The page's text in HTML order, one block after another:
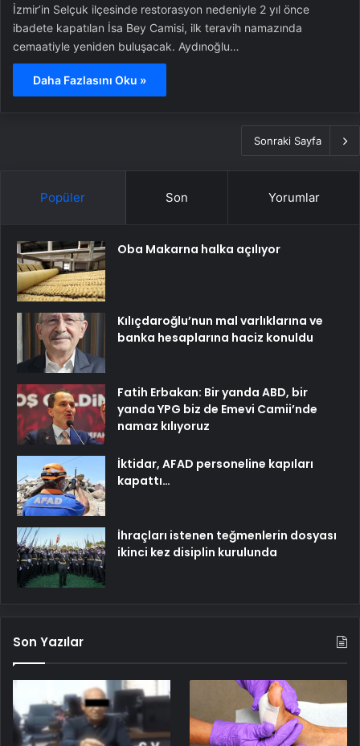
İzmir’in Selçuk ilçesinde restorasyon nedeniyle 2 yıl önce
ibadete kapatılan İsa Bey Camisi, ilk teravih namazında
cemaatiyle yeniden buluşacak. Aydınoğlu…
Daha Fazlasını Oku »
Sonraki Sayfa
Popüler Son Yorumlar
Oba Makarna halka açılıyor
Kılıçdaroğlu’nun mal varlıklarına ve
banka hesaplarına haciz konuldu
Fatih Erbakan: Bir yanda ABD, bir
yanda YPG biz de Emevi Camii’nde
namaz kılıyoruz
İktidar, AFAD personeline kapıları
kapattı…
İhraçları istenen teğmenlerin dosyası
ikinci kez disiplin kurulunda
Son Yazılar